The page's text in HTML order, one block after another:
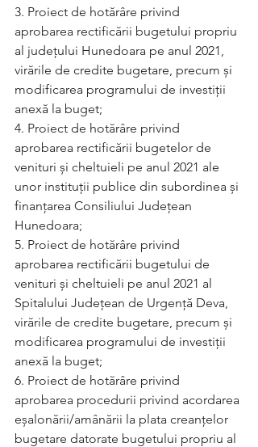
3. Proiect de hotărâre privind
aprobarea rectificării bugetului propriu
al județului Hunedoara pe anul 2021,
virările de credite bugetare, precum și
modificarea programului de investiții
anexă la buget;
4. Proiect de hotărâre privind
aprobarea rectificării bugetelor de
venituri și cheltuieli pe anul 2021 ale
unor instituții publice din subordinea și
finanțarea Consiliului Județean
Hunedoara;
5. Proiect de hotărâre privind
aprobarea rectificării bugetului de
venituri și cheltuieli pe anul 2021 al
Spitalului Județean de Urgență Deva,
virările de credite bugetare, precum și
modificarea programului de investiții
anexă la buget;
6. Proiect de hotărâre privind
aprobarea procedurii privind acordarea
eșalonării/amânării la plata creanțelor
bugetare datorate bugetului propriu al